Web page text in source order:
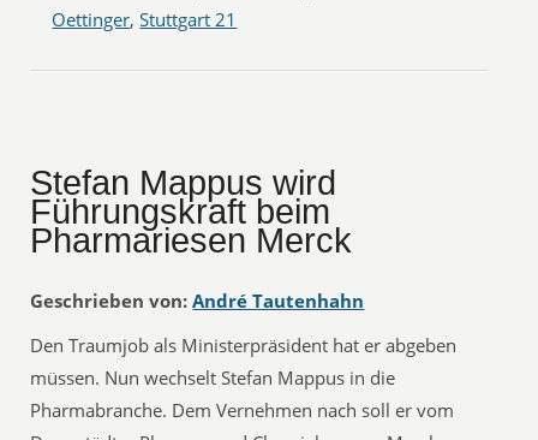
Oettinger,Stuttgart 21
Stefan Mappus wird
Führungskraft beim
Pharmariesen Merck
Geschrieben von: André Tautenhahn
Den Traumjob als Ministerpräsident hat er abgeben
müssen. Nun wechselt Stefan Mappus in die
Pharmabranche. Dem Vernehmen nach soll er vom